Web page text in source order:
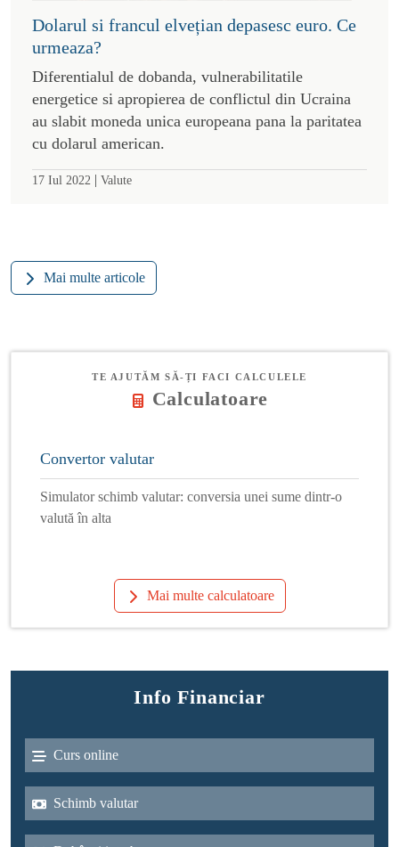
Dolarul si francul elvețian depasesc euro. Ce
urmeaza?
Diferentialul de dobanda, vulnerabilitatile
energetice si apropierea de conflictul din Ucraina
au slabit moneda unica europeana pana la paritatea
cu dolarul american.
17 Iul 2022 | Valute
Mai multe articole
TE AJUTĂM SĂ-ȚI FACI CALCULELE
Calculatoare
Convertor valutar
Simulator schimb valutar: conversia unei sume dintr-o
valută în alta
Mai multe calculatoare
Info Financiar
Curs online
Schimb valutar